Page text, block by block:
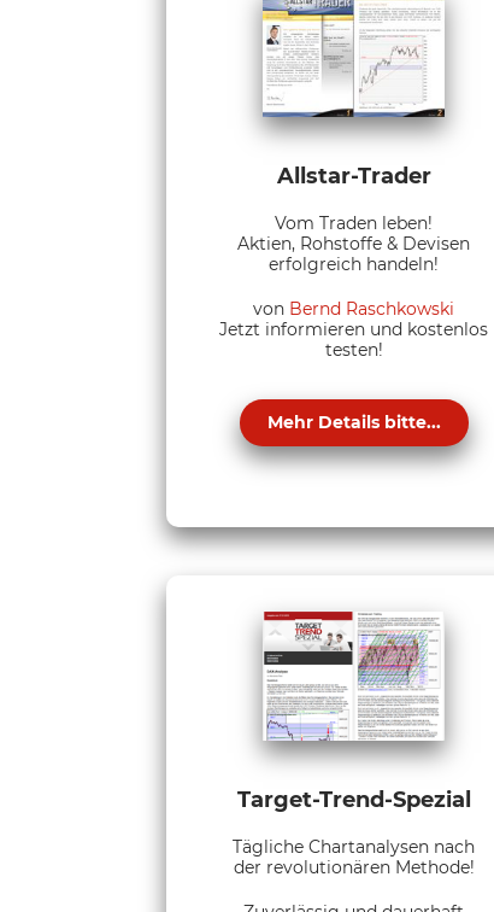
Allstar-Trader
Vom Traden leben!
Aktien, Rohstoffe & Devisen
erfolgreich handeln!
von Bernd Raschkowski
Jetzt informieren und kostenlos
testen!
Mehr Details bitte...
Target-Trend-Spezial
Tägliche Chartanalysen nach
der revolutionären Methode!